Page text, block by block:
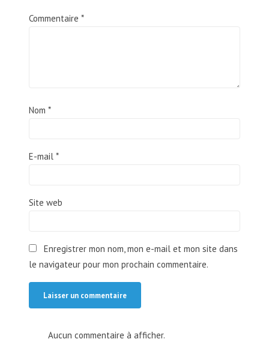
Commentaire *
Nom *
E-mail *
Site web
Enregistrer mon nom, mon e-mail et mon site dans
le navigateur pour mon prochain commentaire.
Aucun commentaire à afficher.